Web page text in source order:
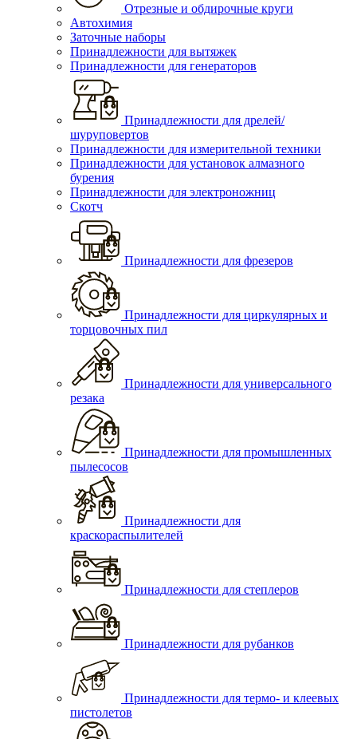
Отрезные и обдирочные круги
Автохимия
Заточные наборы
Принадлежности для вытяжек
Принадлежности для генераторов
Принадлежности для дрелей/
шуруповертов
Принадлежности для измерительной техники
Принадлежности для установок алмазного
бурения
Принадлежности для электроножниц
Скотч
Принадлежности для фрезеров
Принадлежности для циркулярных и
торцовочных пил
Принадлежности для универсального
резака
Принадлежности для промышленных
пылесосов
Принадлежности для
краскораспылителей
Принадлежности для степлеров
Принадлежности для рубанков
Принадлежности для термо- и клеевых
пистолетов